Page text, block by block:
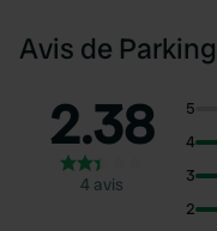
Avis de Parking
2.38
4 avis
5
4
3
2